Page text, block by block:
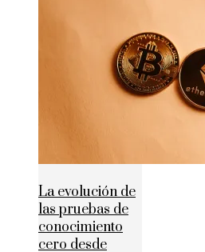
La evolución de
las pruebas de
conocimiento
cero desde